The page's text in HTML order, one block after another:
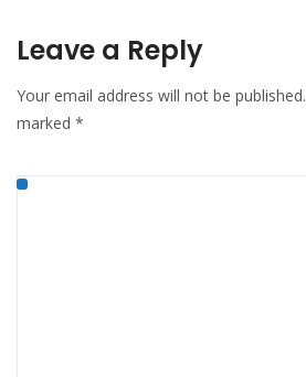
Leave a Reply
Your email address will not be published.
marked *